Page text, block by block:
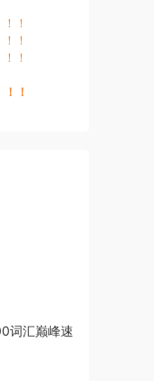
！
！
！
！
词汇巅峰速